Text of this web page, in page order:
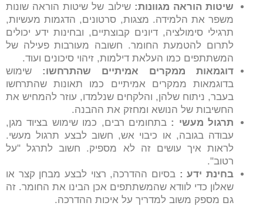
שיטות הוראה מגוונות: שילוב של שיטות הוראה שונות
משפר את הלמידה. מצגות, סרטונים, הדגמות מעשיות,
תרגילי סימולציה, דיונים קבוצתיים, ובחינות ידע יכולים
לתרום להטמעת החומר. חשובה מעורבות פעילה של
המשתתפים כמו העלאת דילמות, זיהוי סיכונים ועוד.
דוגמאות ממקרים אמיתיים שהתרחשו: שימוש
בדוגמאות ממקרים אמיתיים כמו תאונות שהתרחשו
בעבר, ניתוח שלהן, והלקחים שנלמדו, עוזר להמחיש את
החשיבות של הנושא ומחזק את ההבנה.
תרגול מעשי : בתחומים רבים, כמו שימוש בציוד מגן,
עבודה בגובה, או כיבוי אש, חשוב לבצע תרגול מעשי.
לראות איך עושים זה לא מספיק. חשוב לתרגל "על
רטוב".
בחינת ידע : בסיום ההדרכה, רצוי לבצע מבחן קצר או
שאלון כדי לוודא שהמשתתפים אכן הבינו את החומר. זה
גם מספק משוב למדריך על איכות ההדרכה.